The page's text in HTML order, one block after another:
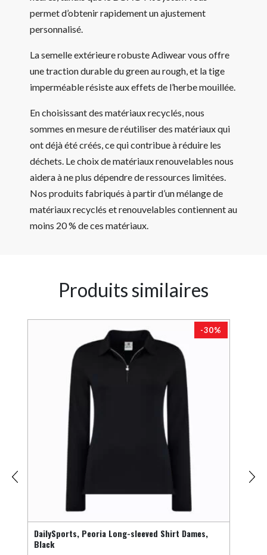
permet d’obtenir rapidement un ajustement
personnalisé.
La semelle extérieure robuste Adiwear vous offre
une traction durable du green au rough, et la tige
imperméable résiste aux effets de l’herbe mouillée.
En choisissant des matériaux recyclés, nous
sommes en mesure de réutiliser des matériaux qui
ont déjà été créés, ce qui contribue à réduire les
déchets. Le choix de matériaux renouvelables nous
aidera à ne plus dépendre de ressources limitées.
Nos produits fabriqués à partir d’un mélange de
matériaux recyclés et renouvelables contiennent au
moins 20 % de ces matériaux.
Produits similaires
-30%
DailySports, Peoria Long-sleeved Shirt Dames,
Black